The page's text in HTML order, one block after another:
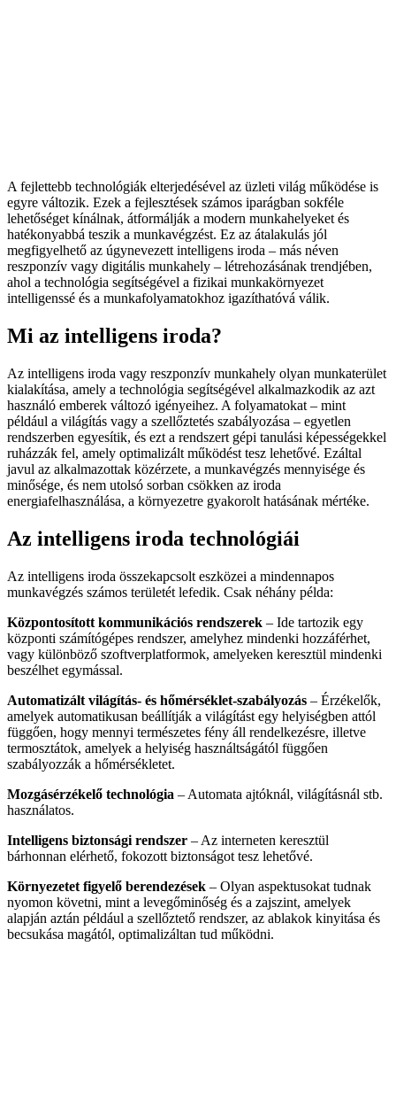
A fejlettebb technológiák elterjedésével az üzleti világ működése is
egyre változik. Ezek a fejlesztések számos iparágban sokféle
lehetőséget kínálnak, átformálják a modern munkahelyeket és
hatékonyabbá teszik a munkavégzést. Ez az átalakulás jól
megfigyelhető az úgynevezett intelligens iroda – más néven
reszponzív vagy digitális munkahely – létrehozásának trendjében,
ahol a technológia segítségével a fizikai munkakörnyezet
intelligenssé és a munkafolyamatokhoz igazíthatóvá válik.
Mi az intelligens iroda?
Az intelligens iroda vagy reszponzív munkahely olyan munkaterület
kialakítása, amely a technológia segítségével alkalmazkodik az azt
használó emberek változó igényeihez. A folyamatokat – mint
például a világítás vagy a szellőztetés szabályozása – egyetlen
rendszerben egyesítik, és ezt a rendszert gépi tanulási képességekkel
ruházzák fel, amely optimalizált működést tesz lehetővé. Ezáltal
javul az alkalmazottak közérzete, a munkavégzés mennyisége és
minősége, és nem utolsó sorban csökken az iroda
energiafelhasználása, a környezetre gyakorolt hatásának mértéke.
Az intelligens iroda technológiái
Az intelligens iroda összekapcsolt eszközei a mindennapos
munkavégzés számos területét lefedik. Csak néhány példa:
Központosított kommunikációs rendszerek – Ide tartozik egy
központi számítógépes rendszer, amelyhez mindenki hozzáférhet,
vagy különböző szoftverplatformok, amelyeken keresztül mindenki
beszélhet egymással.
Automatizált világítás- és hőmérséklet-szabályozás – Érzékelők,
amelyek automatikusan beállítják a világítást egy helyiségben attól
függően, hogy mennyi természetes fény áll rendelkezésre, illetve
termosztátok, amelyek a helyiség használtságától függően
szabályozzák a hőmérsékletet.
Mozgásérzékelő technológia – Automata ajtóknál, világításnál stb.
használatos.
Intelligens biztonsági rendszer – Az interneten keresztül
bárhonnan elérhető, fokozott biztonságot tesz lehetővé.
Környezetet figyelő berendezések – Olyan aspektusokat tudnak
nyomon követni, mint a levegőminőség és a zajszint, amelyek
alapján aztán például a szellőztető rendszer, az ablakok kinyitása és
becsukása magától, optimalizáltan tud működni.